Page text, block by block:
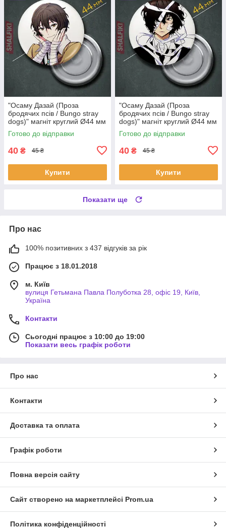
"Осаму Дазай (Проза
бродячих псів / Bungo stray
dogs)" магніт круглий Ø44 мм
Готово до відправки
40 ₴ 45 ₴
Купити
"Осаму Дазай (Проза
бродячих псів / Bungo stray
dogs)" магніт круглий Ø44 мм
Готово до відправки
40 ₴ 45 ₴
Купити
Показати ще
Про нас
100% позитивних з 437 відгуків за рік
Працює з 18.01.2018
м. Київ
вулиця Гетьмана Павла Полуботка 28, офіс 19, Київ,
Україна
Контакти
Сьогодні працює з 10:00 до 19:00
Показати весь графік роботи
Про нас
Контакти
Доставка та оплата
Графік роботи
Повна версія сайту
Сайт створено на маркетплейсі Prom.ua
Політика конфіденційності